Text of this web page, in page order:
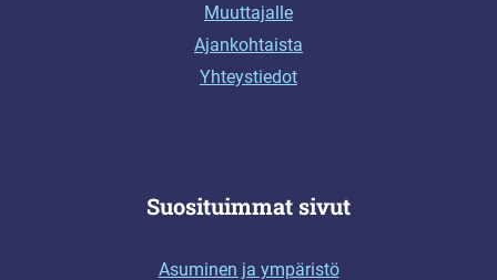
Muuttajalle
Ajankohtaista
Yhteystiedot
Suosituimmat sivut
Asuminen ja ympäristö